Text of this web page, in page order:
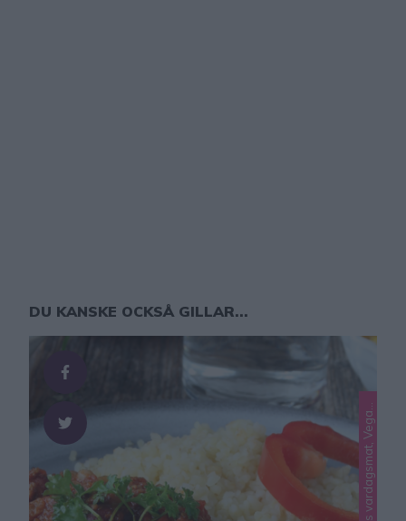
DU KANSKE OCKSÅ GILLAR...
L
n
t